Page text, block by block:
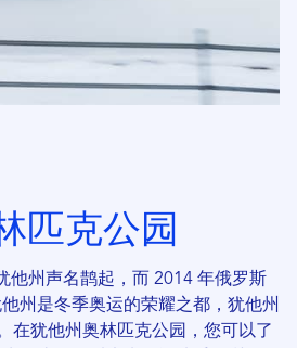
克公园
他州声名鹊起，而 2014 年俄罗斯
州是冬季奥运的荣耀之都，犹他州
在犹他州奥林匹克公园，您可以了